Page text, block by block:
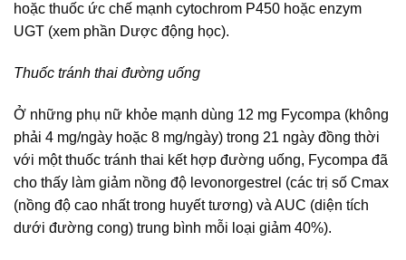
hoặc thuốc ức chế mạnh cytochrom P450 hoặc enzym
UGT (xem phần Dược động học).
Thuốc tránh thai đường uống
Ở những phụ nữ khỏe mạnh dùng 12 mg Fycompa (không
phải 4 mg/ngày hoặc 8 mg/ngày) trong 21 ngày đồng thời
với một thuốc tránh thai kết hợp đường uống, Fycompa đã
cho thấy làm giảm nồng độ levonorgestrel (các trị số Cmax
(nồng độ cao nhất trong huyết tương) và AUC (diện tích
dưới đường cong) trung bình mỗi loại giảm 40%).